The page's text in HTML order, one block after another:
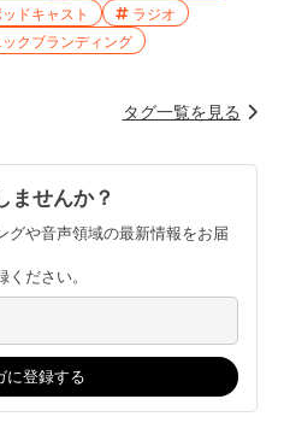
ドキャスト
ラジオ
クブランディング
タグ一覧を見る
ませんか？
グや音声領域の最新情報をお届
ださい。